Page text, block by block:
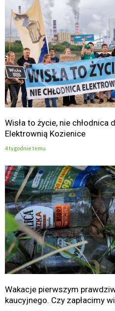
Wisła to życie, nie
Elektrownią Kozienice
4 tygodnie temu
Wakacje pierwszym
kaucyjnego. Czy zapłacimy